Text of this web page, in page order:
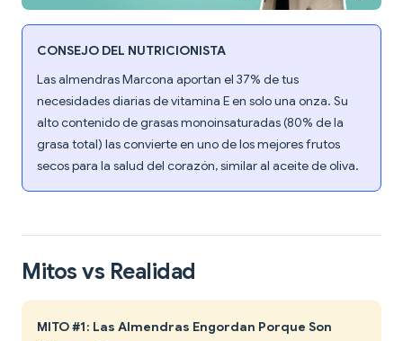
CONSEJO DEL NUTRICIONISTA
Las almendras Marcona aportan el 37% de tus
necesidades diarias de vitamina E en solo una onza. Su
alto contenido de grasas monoinsaturadas (80% de la
grasa total) las convierte en uno de los mejores frutos
secos para la salud del corazón, similar al aceite de oliva.
Mitos vs Realidad
MITO #1: Las Almendras Engordan Porque Son